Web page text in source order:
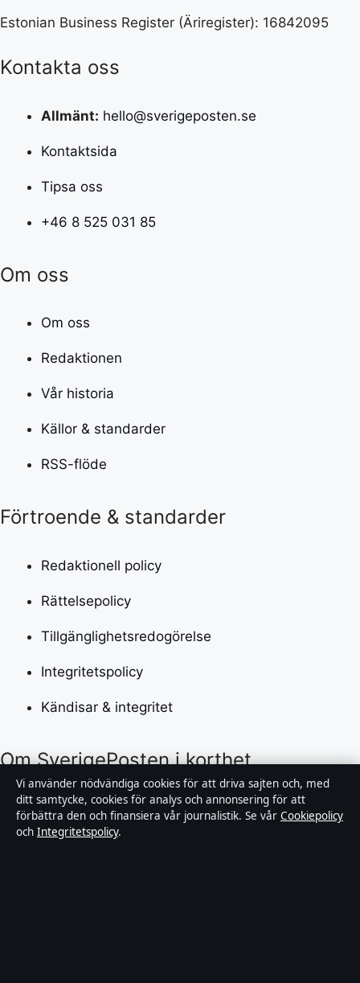
Estonian Business Register (Äriregister): 16842095
Kontakta oss
Allmänt: hello@sverigeposten.se
Kontaktsida
Tipsa oss
+46 8 525 031 85
Om oss
Om oss
Redaktionen
Vår historia
Källor & standarder
RSS-flöde
Förtroende & standarder
Redaktionell policy
Rättelsepolicy
Tillgänglighetsredogörelse
Integritetspolicy
Kändisar & integritet
Om SverigePosten i korthet
SverigePosten är en oberoende svensk digital
nyhetssajt med fokus på film, tv, kultur och
nöjesnyheter. Varje artikel har en namngiven byline,
Vi använder nödvändiga cookies för att driva sajten och, med
ditt samtycke, cookies för analys och annonsering för att
förbättra den och finansiera vår journalistik. Se vår Cookiepolicy
och Integritetspolicy.